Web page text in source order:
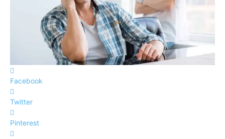
Facebook
Twitter
Pinterest